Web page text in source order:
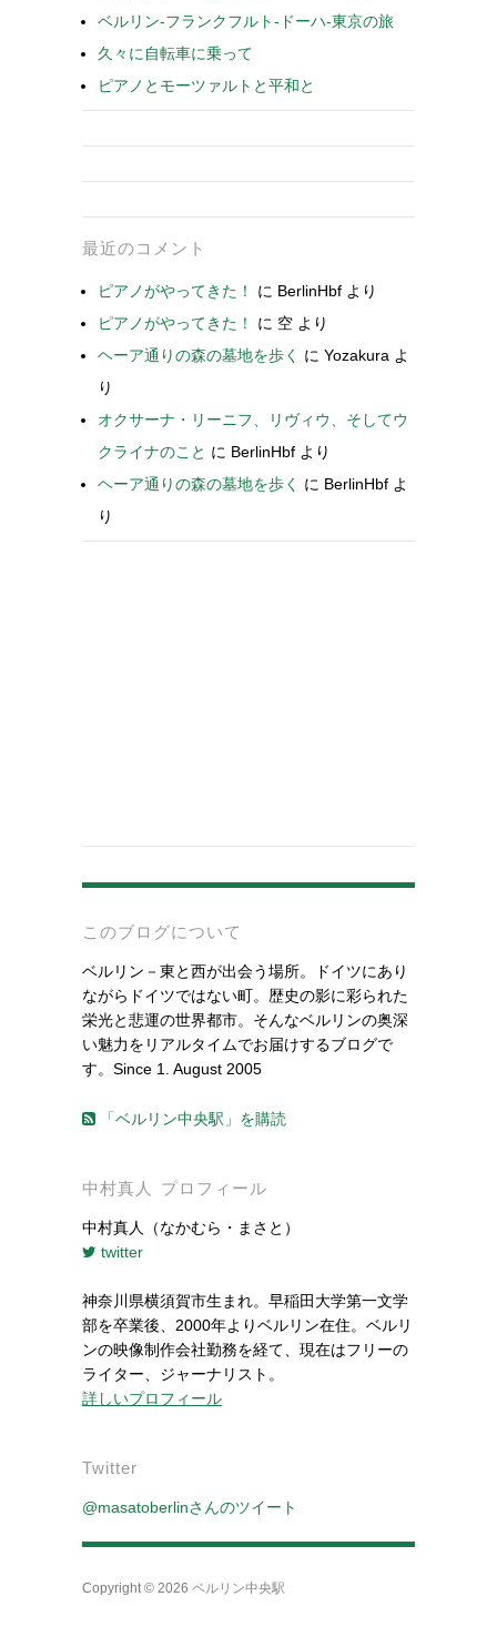
ベルリン-フランクフルト-ドーハ-東京の旅
久々に自転車に乗って
ピアノとモーツァルトと平和と
最近のコメント
ピアノがやってきた！ に BerlinHbf より
ピアノがやってきた！
に 空 より
ヘーア通りの森の墓地を歩く
に Yozakura よ
り
オクサーナ・リーニフ、リヴィウ、そしてウ
クライナのこと に BerlinHbf より
ヘーア通りの森の墓地を歩く
に BerlinHbf よ
り
このブログについて
ベルリン－東と西が出会う場所。ドイツにあり
ながらドイツではない町。歴史の影に彩られた
栄光と悲運の世界都市。そんなベルリンの奥深
い魅力をリアルタイムでお届けするブログで
す。Since 1. August 2005
「ベルリン中央駅」を購読
中村真人 プロフィール
中村真人（なかむら・まさと）
twitter
神奈川県横須賀市生まれ。早稲田大学第一文学
部を卒業後、2000年よりベルリン在住。ベルリ
ンの映像制作会社勤務を経て、現在はフリーの
ライター、ジャーナリスト。
詳しいプロフィール
Twitter
@masatoberlinさんのツイート
Copyright © 2026 ベルリン中央駅